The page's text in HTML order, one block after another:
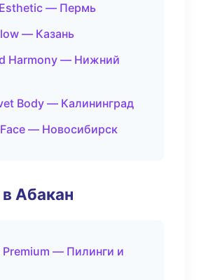
— Пермь
— Казань
Harmony — Нижний
Body — Калининград
— Новосибирск
Абакан
Premium — Пилинги и